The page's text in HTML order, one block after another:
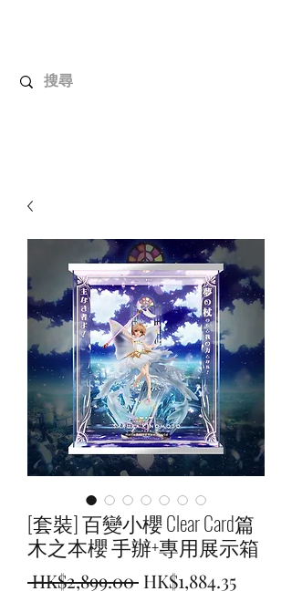
[套裝] 百變小櫻 Clear Card篇
木之本櫻 手辦+專用展示箱
HK$2,899.00 一
HK$1,884.35促